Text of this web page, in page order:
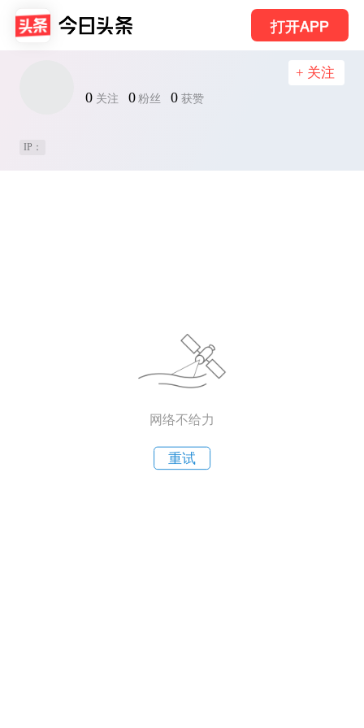
打开APP
0 关注 0 粉丝 0 获赞
+ 关注
IP：
网络不给力
重试